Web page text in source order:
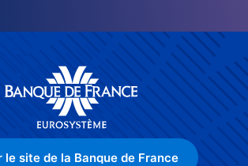
le site de la Banque de France